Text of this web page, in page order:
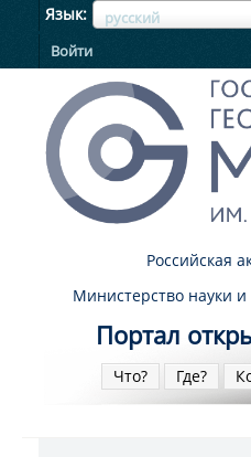
Язык русский
ЯзыкЯзык
Войти
Российская
Министерство науки
Портал
Что? Где?